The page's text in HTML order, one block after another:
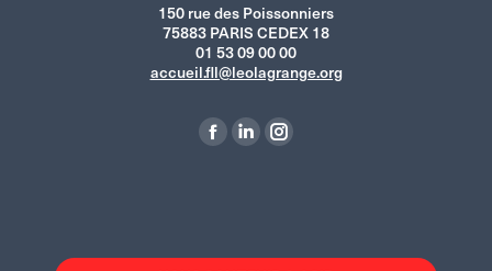
150 rue des Poissonniers
75883 PARIS CEDEX 18
01 53 09 00 00
accueil.fll@leolagrange.org
La
dans
La
dans
La
dans